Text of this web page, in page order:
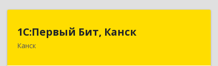
1С:Первый Бит, Канск
Канск